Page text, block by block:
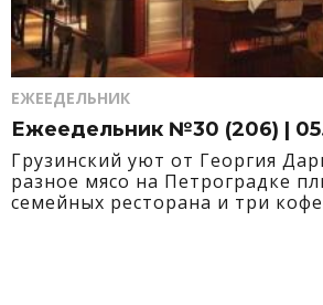
ЕЖЕЕДЕЛЬНИК
Ежеедельник №30 (206) |
Грузинский уют от Георгия
разное мясо на Петроградке
семейных ресторана и три